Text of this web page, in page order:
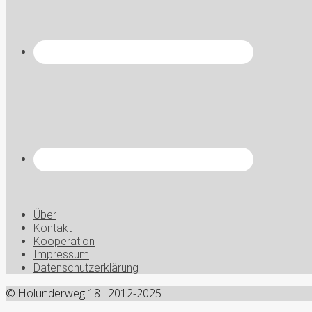
Über
Kontakt
Kooperation
Impressum
Datenschutzerklärung
© Holunderweg 18 · 2012-2025